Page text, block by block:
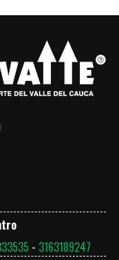
Descarga
- 3163189247